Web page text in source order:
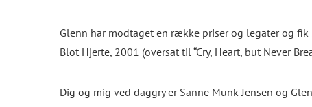
Glenn har modtaget en række priser og legater og
Blot Hjerte, 2001 (oversat til “Cry, Heart, but Never
Dig og mig ved daggryer Sanne Munk Jensen og